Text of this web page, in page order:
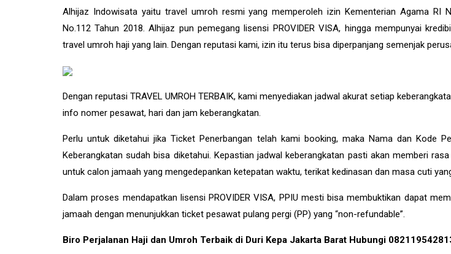
Alhijaz Indowisatayaitu travel umroh resmi yang memperoleh izin Kementerian Agama RI
No.112 Tahun 2018. Alhijaz pun pemegang lisensi PROVIDER VISA, hingga mempunyai
travel umroh haji yang lain. Dengan reputasi kami, izin itu terus bisa diperpanjang semenjak
Dengan reputasi TRAVEL UMROH TERBAIK, kami menyediakan jadwal akurat setiap
info nomer pesawat, hari dan jam keberangkatan.
Perlu untuk diketahui jika Ticket Penerbangan telah kami booking, maka Nama dan Kode
Keberangkatan sudah bisa diketahui. Kepastian jadwal keberangkatan pasti akan memberi
untuk calon jamaah yang mengedepankan ketepatan waktu, terikat kedinasan dan masa cuti
Dalam proses mendapatkan lisensi PROVIDER VISA, PPIU mesti bisa membuktikan dapat
jamaah dengan menunjukkan ticket pesawat pulang pergi (PP) yang “non-refundable”.
Biro Perjalanan Haji dan Umroh Terbaik di Duri Kepa Jakarta Barat Hubungi